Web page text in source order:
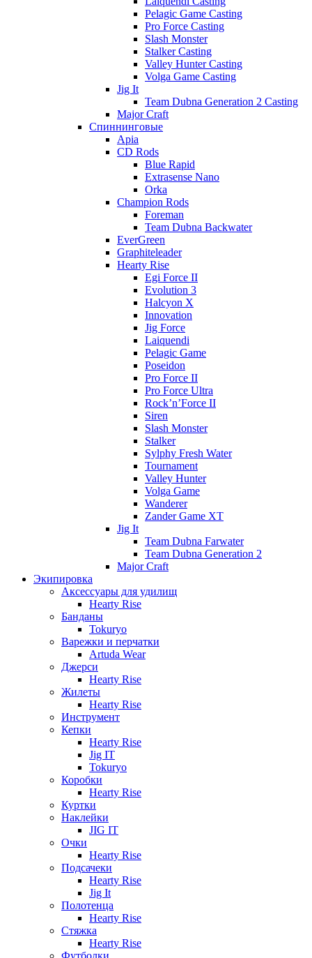
Pelagic Game Casting
Pro Force Casting
Slash Monster
Stalker Casting
Valley Hunter Casting
Volga Game Casting
Jig It
Team Dubna Generation 2 Casting
Major Craft
Спиннинговые
Apia
CD Rods
Blue Rapid
Extrasense Nano
Orka
Champion Rods
Foreman
Team Dubna Backwater
EverGreen
Graphiteleader
Hearty Rise
Egi Force II
Evolution 3
Halcyon X
Innovation
Jig Force
Laiquendi
Pelagic Game
Poseidon
Pro Force II
Pro Force Ultra
Rock’n’Force II
Siren
Slash Monster
Stalker
Sylphy Fresh Water
Tournament
Valley Hunter
Volga Game
Wanderer
Zander Game XT
Jig It
Team Dubna Farwater
Team Dubna Generation 2
Major Craft
Экипировка
Аксессуары для удилищ
Hearty Rise
Банданы
Tokuryo
Варежки и перчатки
Artuda Wear
Джерси
Hearty Rise
Жилеты
Hearty Rise
Инструмент
Кепки
Hearty Rise
Jig IT
Tokuryo
Коробки
Hearty Rise
Куртки
Наклейки
JIG IT
Очки
Hearty Rise
Подсачеки
Hearty Rise
Jig It
Полотенца
Hearty Rise
Стяжка
Hearty Rise
Футболки